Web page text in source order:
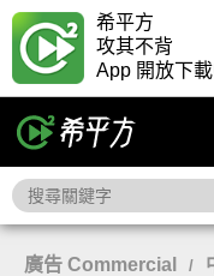
希平方
攻其不背
App 開放下
廣告 Commercial /